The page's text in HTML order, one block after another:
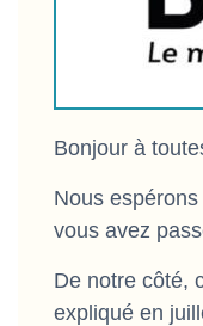
Bonjour à
Nous
vous avez
De notre côté,
expliqué en